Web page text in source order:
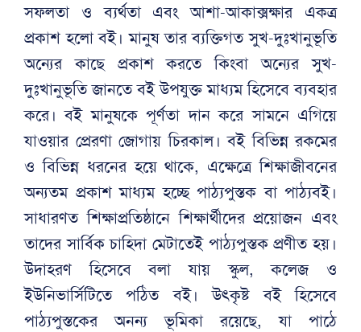
সফলতা ও ব্যর্থতা এবং আশা-আকাক্সক্ষার একত্র
প্রকাশ হলো বই। মানুষ তার ব্যক্তিগত সুখ-দুঃখানুভূতি
অন্যের কাছে প্রকাশ করতে কিংবা অন্যের সুখ-
দুঃখানুভূতি জানতে বই উপযুক্ত মাধ্যম হিসেবে ব্যবহার
করে। বই মানুষকে পূর্ণতা দান করে সামনে এগিয়ে
যাওয়ার প্রেরণা জোগায় চিরকাল। বই বিভিন্ন রকমের
ও বিভিন্ন ধরনের হয়ে থাকে, এক্ষেত্রে শিক্ষাজীবনের
অন্যতম প্রকাশ মাধ্যম হচ্ছে পাঠ্যপুস্তক বা পাঠ্যবই।
সাধারণত শিক্ষাপ্রতিষ্ঠানে শিক্ষার্থীদের প্রয়োজন এবং
তাদের সার্বিক চাহিদা মেটাতেই পাঠ্যপুস্তক প্রণীত হয়।
উদাহরণ হিসেবে বলা যায় স্কুল, কলেজ ও
ইউনিভার্সিটিতে পঠিত বই। উৎকৃষ্ট বই হিসেবে
পাঠ্যপুস্তকের অনন্য ভূমিকা রয়েছে, যা পাঠে